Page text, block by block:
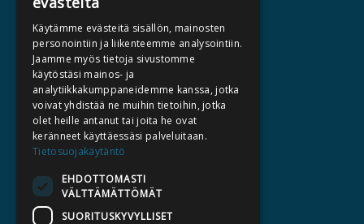
KIRJA TILAUSTYÖNÄ
MEDIALLE
LASKUTUSOSOITTEET
SILTALA.FI
ENNAKKOTILATTAVAT
LAHJAKORTTI
Käytämme evästeitä sisällön, mainosten
personointiin ja liikenteemme analysointiin.
Jaamme myös tietoja sivustomme
käytöstäsi mainos- ja
analytiikkakumppaneidemme kanssa, jotka
voivat yhdistää ne muihin tietoihin, jotka
olet heille antanut tai joita he ovat
keränneet käyttäessäsi palveluitaan.
Tietosuojakäytäntö
EHDOTTOMASTI
VÄLTTÄMÄTTÖMÄT
SUORITUSKYVYLLISET